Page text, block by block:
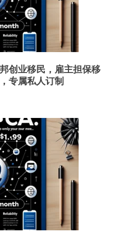
创业移民，雇主担保移
专属私人订制